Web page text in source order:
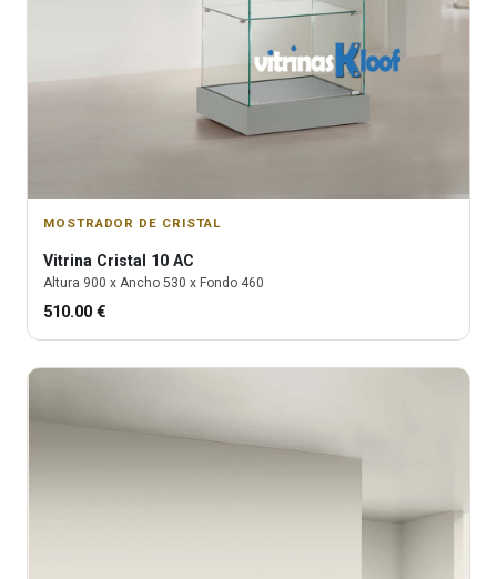
MOSTRADOR DE CRISTAL
Vitrina Cristal 10 AC
Altura 900 x Ancho 530 x Fondo 460
510.00 €